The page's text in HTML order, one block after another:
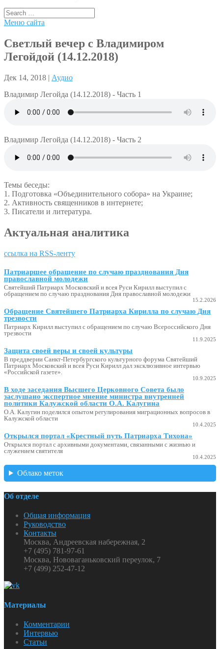
Меню сайта
Светлый вечер с Владимиром
Легойдой (14.12.2018)
Дек 14, 2018 | Аудио
Владимир Легойда (14.12.2018) - Часть 1
Владимир Легойда (14.12.2018) - Часть 2
Темы беседы:
1. Подготовка «Объединительного собора» на Украине;
2. Активность священников в интернете;
3. Писатели и литература.
Актуальная аналитика
ссылка на RSS-ленту
Патриаршее обращение по случаю празднования Дня
православной молодежи
Святейший Патриарх Московский и всея Руси Кирилл выступил с
обращением по случаю празднования Дня православной молодежи
15.2.2026
Обращение Святейшего Патриарха Кирилла по случаю Дня
трезвости
Патриарх Кирилл выступил с обращением по случаю Всероссийского Дня
трезвости
11.9.2025
Защита своей веры и своей культуры
В преддверии Санкт-Петербургского культурного форума Святейший
Патриарх Московский и всея Руси Кирилл дал эксклюзивное интервью
«Российской газете».
10.9.2025
В ходе заседания Высшего Церковного Совета было
заслушано экспертное мнение министра внутренней
политики Калужской области О.А. Калугина
О.А. Калугин поделился опытом регулирования миграционных вопросов в
Калужской области
10.4.2025
Открылся портал «Крестный путь Патриарха Тихона»
Открылся портал с архивными документами, связанными с жизнью и
служением святителя
10.4.2025
Облако меток
Об отделе
Общая информация
Руководство
Контакты
Москва, Андреевская набережная, 2
+7 (495) 781-97-61
Москва, Нововаганьковский переулок, 7
+7 (499) 252-47-12
Материалы
Комментарии
Интервью
Статьи